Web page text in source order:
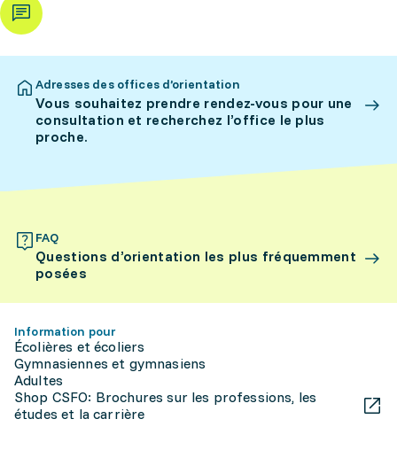
Adresses des offices d’orientation
Vous souhaitez prendre rendez-vous pour une
consultation et recherchez l’office le plus
proche.
FAQ
Questions d’orientation les plus fréquemment
posées
Information pour
Écolières et écoliers
Gymnasiennes et gymnasiens
Adultes
Shop CSFO: Brochures sur les professions, les
études et la carrière